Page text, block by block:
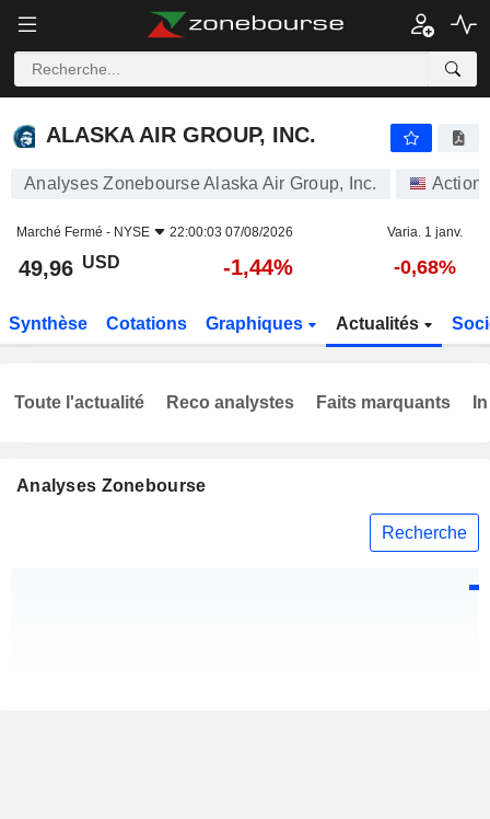
ALASKA AIR GROUP, INC.
ALASKA AIR GROUP, INC.
Analyses Zonebourse Alaska Air Group, Inc.
Marché Fermé - NYSE 22:00:03 07/08/2026 Varia. 1 janv.
49,96 USD -1,44% -0,68%
Synthèse Cotations Graphiques Actualités
Analyses Zonebourse
Recherche
Toute l'actualité Reco analystes Faits marquants